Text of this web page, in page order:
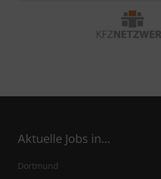
Aktuelle Jobs in...
Dortmund